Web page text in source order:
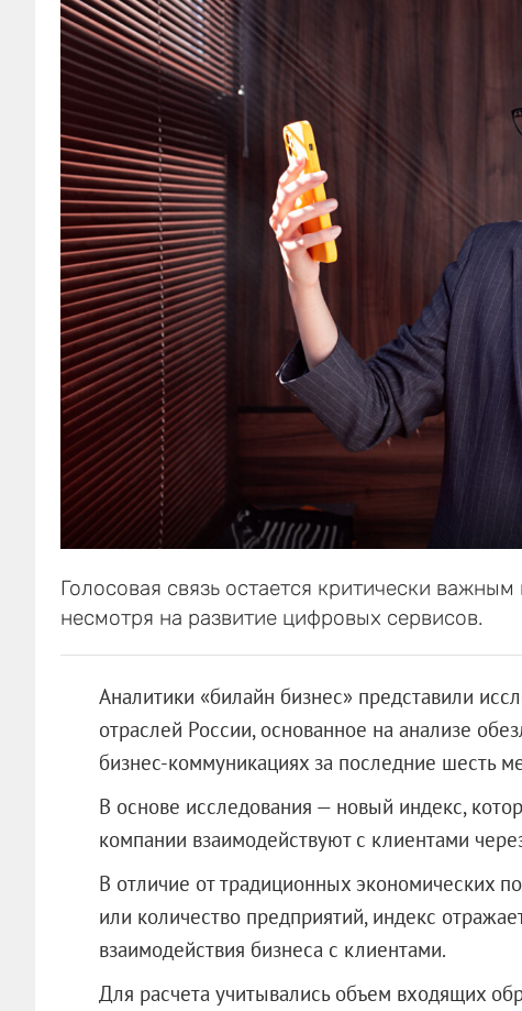
Голосовая связь остается критически
несмотря на развитие цифровых сервисов.
Аналитики «билайн бизнес» представили
отраслей России, основанное на анализе
бизнес-коммуникациях за последние шесть
В основе исследования — новый индекс,
компании взаимодействуют с клиентами
В отличие от традиционных экономических
или количество предприятий, индекс
взаимодействия бизнеса с клиентами.
Для расчета учитывались объем входящих